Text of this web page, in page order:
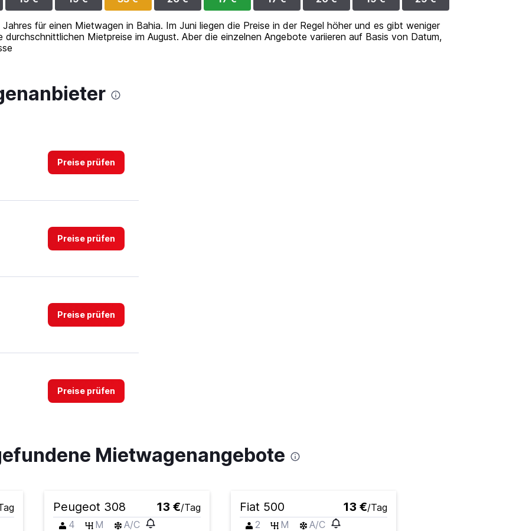
für einen Mietwagen in Bahia. Im Juni liegen die Preise in der Regel höher und es gibt weniger
Mietpreise im August. Aber die einzelnen Angebote variieren auf Basis von Datum,
Preise prüfen
Preise prüfen
Preise prüfen
Preise prüfen
Mietwagenangebote
Peugeot 308 13 €/Tag
4
M A/C
Fiat 500 13 €/Tag
2
M A/C